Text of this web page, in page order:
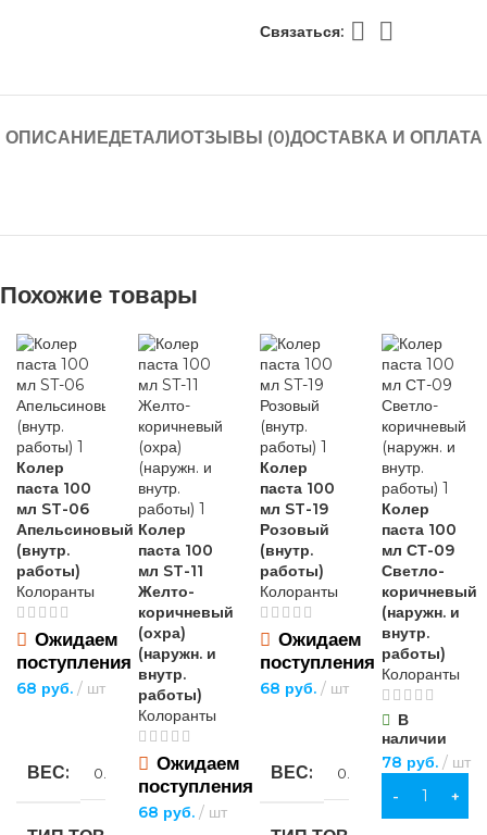
Связаться:
ОПИСАНИЕДЕТАЛИОТЗЫВЫ (0)ДОСТАВКА И ОПЛАТА
Похожие товары
Колер
паста 100
мл ST-06
Апельсиновый
(внутр.
работы)
Колоранты
Ожидаем
поступления
68 руб. шт
ВЕС 0.15 кг
Колер
паста 100
мл ST-11
Желто-
коричневый
(охра)
(наружн. и
внутр.
работы)
Колоранты
Ожидаем
поступления
68 руб. шт
Колер
паста 100
мл ST-19
Розовый
(внутр.
работы)
Колоранты
Ожидаем
поступления
68 руб. шт
ВЕС 0.15 кг
Колер
паста 100
мл СТ-09
Светло-
коричневый
(наружн. и
внутр.
работы)
Колоранты
В
наличии
78 руб. шт
В КОРЗИНУ